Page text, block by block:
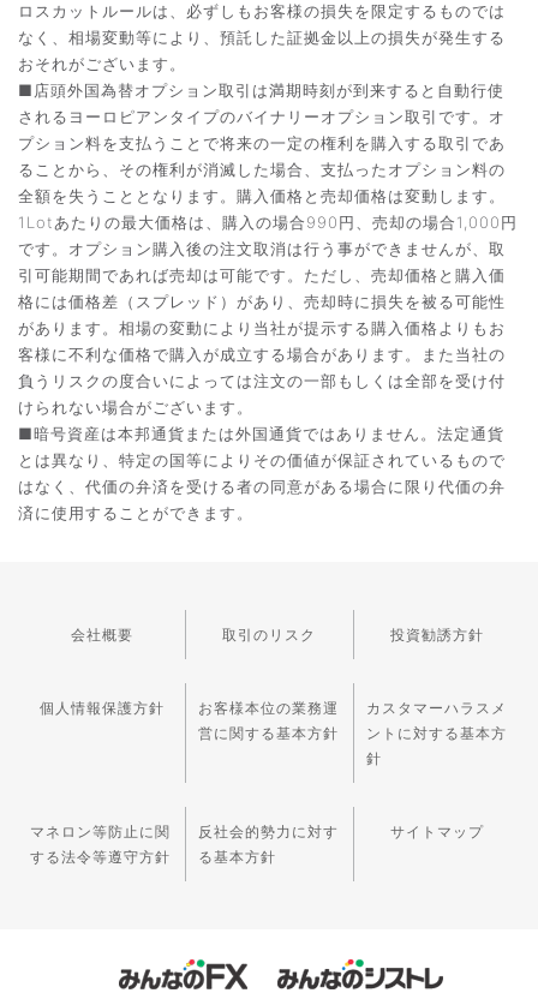
ロスカットルールは、必ずしもお客様の損失を限定するものでは
なく、相場変動等により、預託した証拠金以上の損失が発生する
おそれがございます。
■店頭外国為替オプション取引は満期時刻が到来すると自動行使
されるヨーロピアンタイプのバイナリーオプション取引です。オ
プション料を支払うことで将来の一定の権利を購入する取引であ
ることから、その権利が消滅した場合、支払ったオプション料の
全額を失うこととなります。購入価格と売却価格は変動します。
1Lotあたりの最大価格は、購入の場合990円、売却の場合1,000円
です。オプション購入後の注文取消は行う事ができませんが、取
引可能期間であれば売却は可能です。ただし、売却価格と購入価
格には価格差（スプレッド）があり、売却時に損失を被る可能性
があります。相場の変動により当社が提示する購入価格よりもお
客様に不利な価格で購入が成立する場合があります。また当社の
負うリスクの度合いによっては注文の一部もしくは全部を受け付
けられない場合がございます。
■暗号資産は本邦通貨または外国通貨ではありません。法定通貨
とは異なり、特定の国等によりその価値が保証されているもので
はなく、代価の弁済を受ける者の同意がある場合に限り代価の弁
済に使用することができます。
会社概要 取引のリスク 投資勧誘方針
個人情報保護方針
お客様本位の業務運
営に関する基本方針
カスタマーハラスメ
ントに対する基本方
針
マネロン等防止に関
する法令等遵守方針
反社会的勢力に対す
る基本方針
サイトマップ